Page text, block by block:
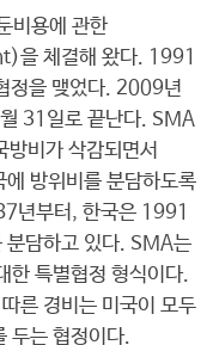
비용에 관한
체결해 왔다. 1991
정을 맺었다. 2009년
31일로 끝난다. SMA
방비가 삭감되면서
방위비를 분담하도록
년부터, 한국은 1991
분담하고 있다. SMA는
특별협정 형식이다.
른 경비는 미국이 모두
두는 협정이다.